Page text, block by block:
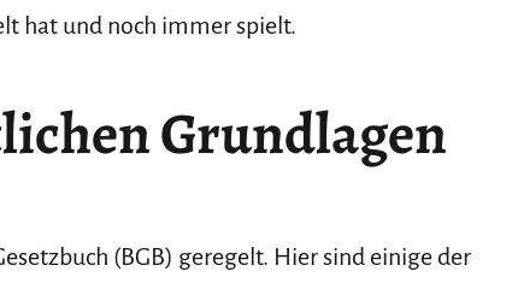
hat und noch immer spielt.
Grundlagen
(BGB) geregelt. Hier sind einige der